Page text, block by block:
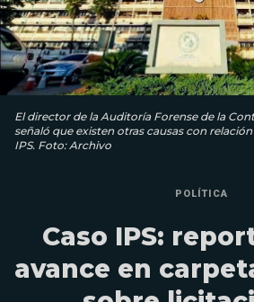
El director de la Auditoría Forense de la
señaló que existen otras causas con
IPS. Foto: Archivo
POLÍTICA
Caso IPS:
avance en